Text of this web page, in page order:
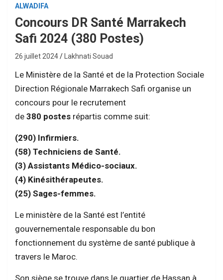
ALWADIFA
Concours DR Santé Marrakech
Safi 2024 (380 Postes)
26 juillet 2024 Lakhnati Souad
Le Ministère de la Santé et de la Protection Sociale
Direction Régionale Marrakech Safi organise un
concours pour le recrutement
de 380 postes répartis comme suit:
(290) Infirmiers.
(58) Techniciens de Santé.
(3) Assistants Médico-sociaux.
(4) Kinésithérapeutes.
(25) Sages-femmes.
Le ministère de la Santé est l’entité
gouvernementale responsable du bon
fonctionnement du système de santé publique à
travers le Maroc.
Son siège se trouve dans le quartier de Hassan à